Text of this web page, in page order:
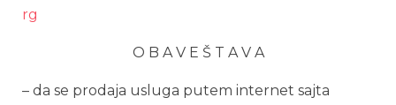
rg
O B A V E Š T A V A
– da se prodaja usluga putem internet sajta